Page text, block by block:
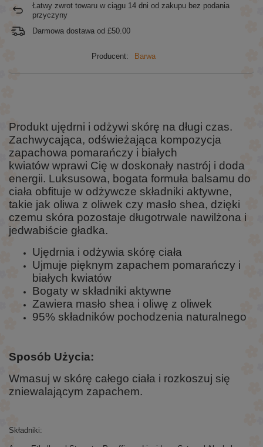
Łatwy zwrot towaru w ciągu 14 dni od zakupu bez podania
przyczyny
Darmowa dostawa od £50.00
Producent: Barwa
Produkt ujędrni i odżywi skórę na długi czas.
Zachwycająca, odświeżająca kompozycja
zapachowa pomarańczy i białych
kwiatów wprawi Cię w doskonały nastrój i doda
energii. Luksusowa, bogata formuła balsamu do
ciała obfituje w odżywcze składniki aktywne,
takie jak oliwa z oliwek czy masło shea, dzięki
czemu skóra pozostaje długotrwale nawilżona i
jedwabiście gładka.
Ujędrnia i odżywia skórę ciała
Ujmuje pięknym zapachem pomarańczy i
białych kwiatów
Bogaty w składniki aktywne
Zawiera masło shea i oliwę z oliwek
95% składników pochodzenia naturalnego
Sposób Użycia:
Wmasuj w skórę całego ciała i rozkoszuj się
zniewalającym zapachem.
Składniki: